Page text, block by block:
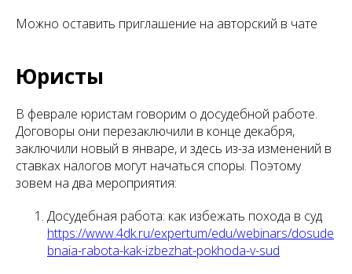
Можно оставить приглашение на авторский в чате
Юристы
В феврале юристам говорим о досудебной работе.
Договоры они перезаключили в конце декабря,
заключили новый в январе, и здесь из-за изменений в
ставках налогов могут начаться споры. Поэтому
зовем на два мероприятия:
Досудебная работа: как избежать похода в суд
https://www.4dk.ru/expertum/edu/webinars/dosude
bnaia-rabota-kak-izbezhat-pokhoda-v-sud